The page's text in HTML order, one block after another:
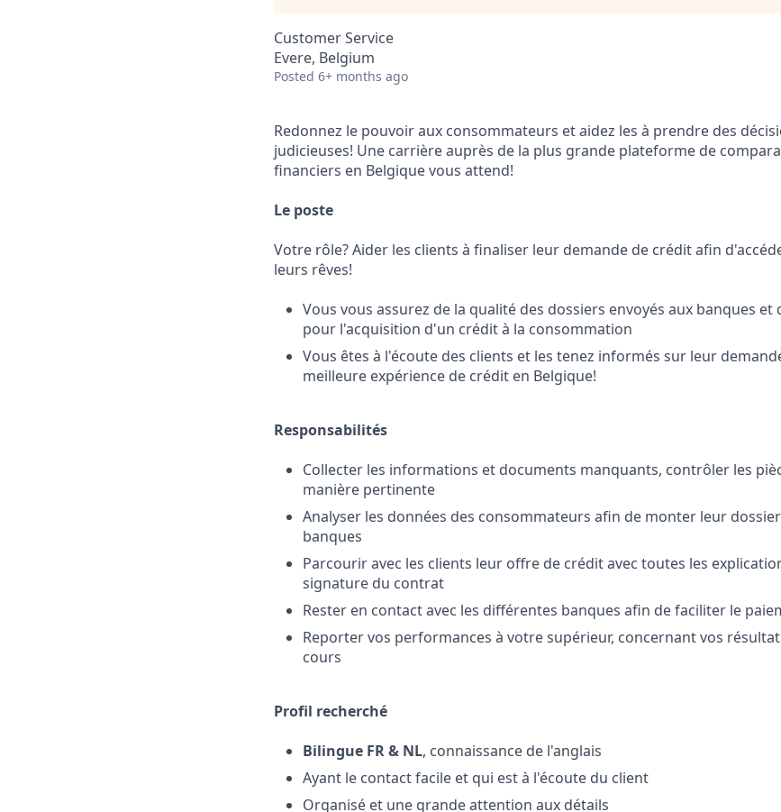
Customer Service
Evere, Belgium
Posted 6+ months ago
Redonnez le pouvoir aux consommateurs et aidez les à prendre des
judicieuses! Une carrière auprès de la plus grande plateforme de
financiers en Belgique vous attend!
Le poste
Votre rôle? Aider les clients à finaliser leur demande de crédit afin
leurs rêves!
Vous vous assurez de la qualité des dossiers envoyés aux banques
pour l'acquisition d'un crédit à la consommation
Vous êtes à l'écoute des clients et les tenez informés sur leur
meilleure expérience de crédit en Belgique!
Responsabilités
Collecter les informations et documents manquants, contrôler les
manière pertinente
Analyser les données des consommateurs afin de monter leur
banques
Parcourir avec les clients leur offre de crédit avec toutes les
signature du contrat
Rester en contact avec les différentes banques afin de faciliter le
Reporter vos performances à votre supérieur, concernant vos
cours
Profil recherché
Bilingue FR & NL, connaissance de l'anglais
Ayant le contact facile et qui est à l'écoute du client
Organisé et une grande attention aux détails